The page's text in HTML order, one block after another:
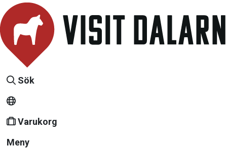
Sök
Varukorg
Meny